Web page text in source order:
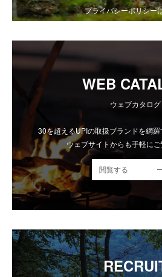
プライバシーポリシー
WEB
ウェブカタログ
30を超えるUPIの取扱ブランドを網羅
ウェブサイトからも手軽にご
閲覧する